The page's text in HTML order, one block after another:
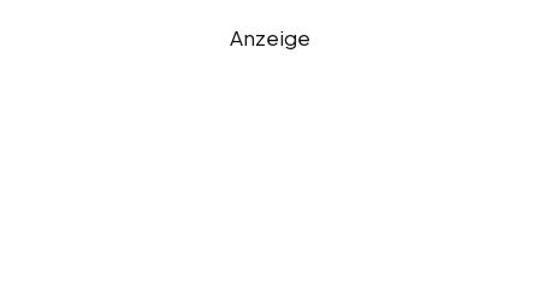
Anzeige